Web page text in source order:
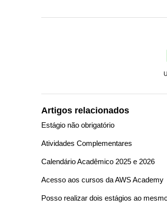
Artigos relacionados
Estágio não obrigatório
Atividades Complementares
Calendário Acadêmico 2025 e 2026
Acesso aos cursos da AWS Academy
Posso realizar dois estágios ao